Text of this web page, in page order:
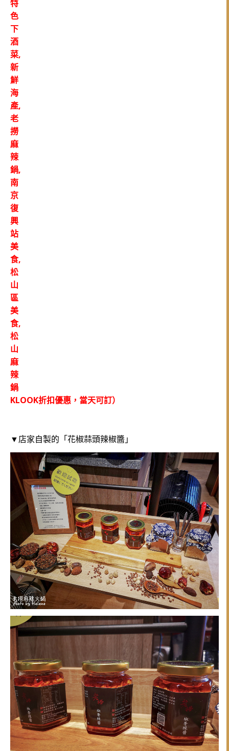
KLOOK折扣優惠，當天可訂）
▼店家自製的「 花椒蒜頭辣椒醬」